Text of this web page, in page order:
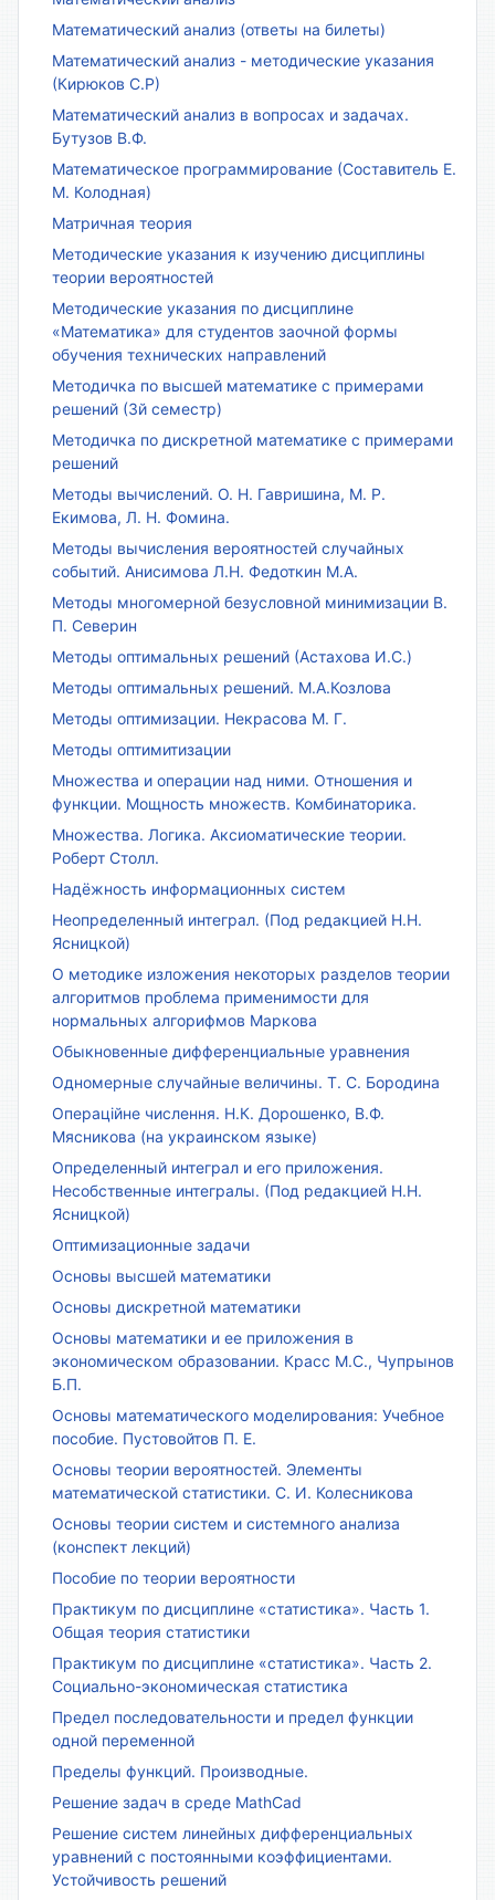
Математический анализ (ответы на билеты)
Математический анализ - методические указания
(Кирюков С.Р)
Математический анализ в вопросах и задачах.
Бутузов В.Ф.
Математическое программирование (Составитель Е.
М. Колодная)
Матричная теория
Методические указания к изучению дисциплины
теории вероятностей
Методические указания по дисциплине
«Математика» для студентов заочной формы
обучения технических направлений
Методичка по высшей математике с примерами
решений (3й семестр)
Методичка по дискретной математике с примерами
решений
Методы вычислений. О. Н. Гавришина, М. Р.
Екимова, Л. Н. Фомина.
Методы вычисления вероятностей случайных
событий. Анисимова Л.Н. Федоткин М.А.
Методы многомерной безусловной минимизации В.
П. Северин
Методы оптимальных решений (Астахова И.С.)
Методы оптимальных решений. М.А.Козлова
Методы оптимизации. Некрасова М. Г.
Методы оптимитизации
Множества и операции над ними. Отношения и
функции. Мощность множеств. Комбинаторика.
Множества. Логика. Аксиоматические теории.
Роберт Столл.
Надёжность информационных систем
Неопределенный интеграл. (Под редакцией Н.Н.
Ясницкой)
О методике изложения некоторых разделов теории
алгоритмов проблема применимости для
нормальных алгорифмов Маркова
Обыкновенные дифференциальные уравнения
Одномерные случайные величины. Т. С. Бородина
Операційне числення. Н.К. Дорошенко, В.Ф.
Мясникова (на украинском языке)
Определенный интеграл и его приложения.
Несобственные интегралы. (Под редакцией Н.Н.
Ясницкой)
Оптимизационные задачи
Основы высшей математики
Основы дискретной математики
Основы математики и ее приложения в
экономическом образовании. Красс М.С., Чупрынов
Б.П.
Основы математического моделирования: Учебное
пособие. Пустовойтов П. Е.
Основы теории вероятностей. Элементы
математической статистики. С. И. Колесникова
Основы теории систем и системного анализа
(конспект лекций)
Пособие по теории вероятности
Практикум по дисциплине «статистика». Часть 1.
Общая теория статистики
Практикум по дисциплине «статистика». Часть 2.
Социально-экономическая статистика
Предел последовательности и предел функции
одной переменной
Пределы функций. Производные.
Решение задач в среде MathCad
Решение систем линейных дифференциальных
уравнений с постоянными коэффициентами.
Устойчивость решений